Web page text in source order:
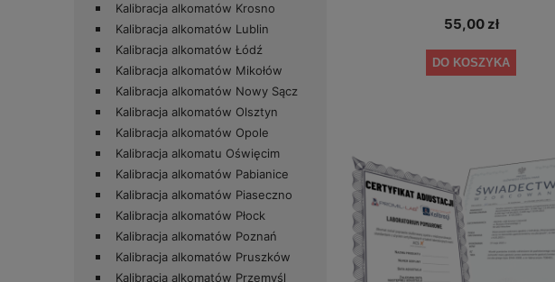
Kalibracja alkomatów Krosno
Kalibracja alkomatów Lublin
Kalibracja alkomatów Łódź
Kalibracja alkomatów Mikołów
Kalibracja alkomatów Nowy Sącz
Kalibracja alkomatów Olsztyn
Kalibracja alkomatów Opole
Kalibracja alkomatu Oświęcim
Kalibracja alkomatów Pabianice
Kalibracja alkomatów Piaseczno
Kalibracja alkomatów Płock
Kalibracja alkomatów Poznań
Kalibracja alkomatów Pruszków
Kalibracja alkomatów Przemyśl
55,00 zł
DO KOSZYKA